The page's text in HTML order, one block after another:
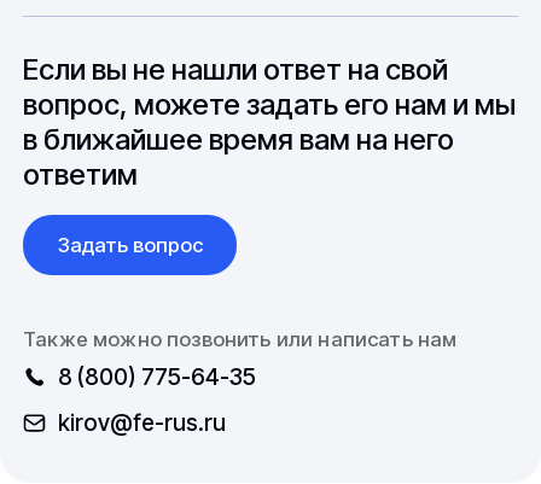
до 6 месяцев производства.
вопросы связанные с документацией и
международной логистикой.
Если вы не нашли ответ на свой
вопрос, можете задать его нам и мы
в ближайшее время вам на него
ответим
Задать вопрос
Также можно позвонить или написать нам
8 (800) 775-64-35
kirov@fe-rus.ru